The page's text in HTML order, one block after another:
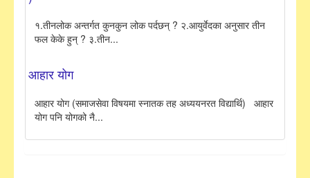
१.तीनलोक अन्तर्गत कुनकुन लोक पर्दछन् ? २.आयुर्वेदका अनुसार तीन
फल केके हुन् ? ३.तीन...
आहार योग
आहार योग (समाजसेवा विषयमा स्नातक तह अध्ययनरत विद्यार्थि) आहार
योग पनि योगको नै...